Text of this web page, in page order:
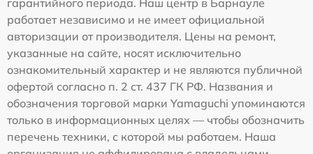
работает независимо и не имеет официальной
авторизации от производителя. Цены на ремонт,
указанные на сайте, носят исключительно
ознакомительный характер и не являются публичной
офертой согласно п. 2 ст. 437 ГК РФ. Названия и
обозначения торговой марки Yamaguchi упоминаются
только в информационных целях — чтобы обозначить
перечень техники, с которой мы работаем. Наша